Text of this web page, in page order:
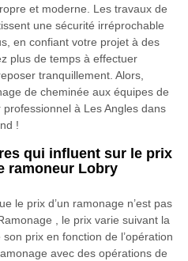
et moderne. Les travaux de
une sécurité irréprochable
en confiant votre projet à des
plus de temps à effectuer
tranquillement. Alors,
de cheminée aux équipes de
à Les Angles dans
!
qui influent sur le prix
ramoneur Lobry
le prix d’un ramonage n’est pas
, le prix varie suivant la
prix en fonction de l’opération
avec des opérations de